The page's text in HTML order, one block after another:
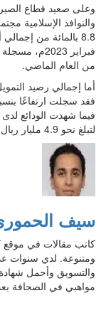
وعلى صعيد قطاع
8.8 بالمائة من
من العام الماضي.
أما إجمالي رصيد
لتبلغ نحو 4.9 مليار ريال عُماني بنهاية فبراير الماضي.
سيف
كاتب مقالات في موقع
ومتنوعة. لدي سنوات
والتسويق وأحمل
مواهبي في الصحافة